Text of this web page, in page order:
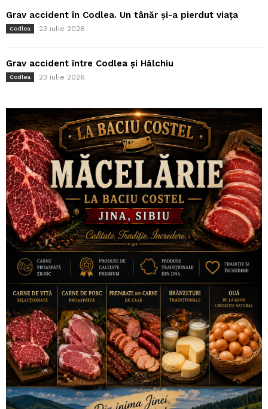
Grav accident în Codlea. Un tânăr și-a pierdut viața
Codlea 23 iulie 2026
Grav accident între Codlea și Hălchiu
Codlea 23 iulie 2026